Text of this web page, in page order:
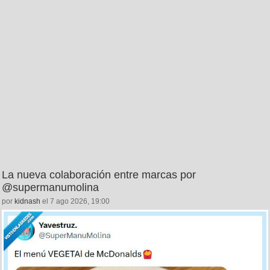
La nueva colaboración entre marcas por
@supermanumolina
por kidnash el 7 ago 2026, 19:00